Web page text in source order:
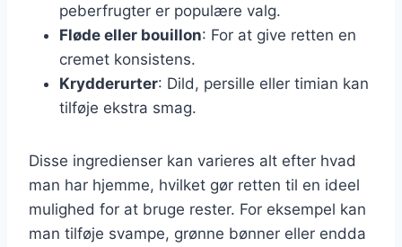
peberfrugter er populære valg.
Fløde eller bouillon: For at give retten en
cremet konsistens.
Krydderurter: Dild, persille eller timian kan
tilføje ekstra smag.
Disse ingredienser kan varieres alt efter hvad
man har hjemme, hvilket gør retten til en ideel
mulighed for at bruge rester. For eksempel kan
man tilføje svampe, grønne bønner eller endda